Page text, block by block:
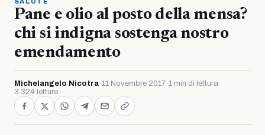
Pane e olio al posto della mensa?
chi si indigna sostenga nostro
emendamento
Michelangelo Nicotra·11 Novembre 2017·1 min di lettura·
3.324 letture